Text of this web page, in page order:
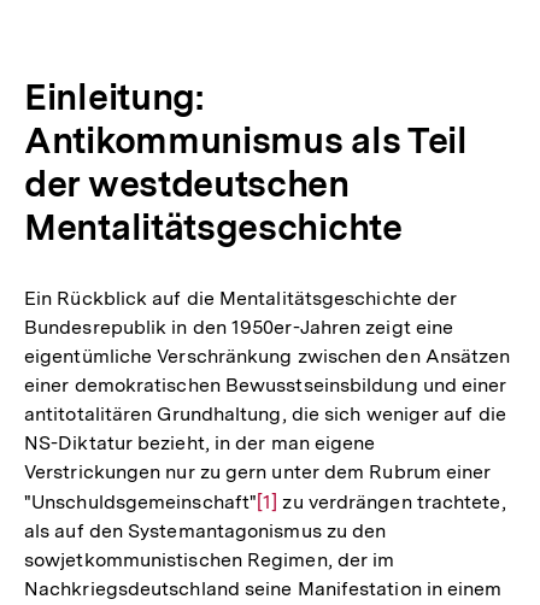
Einleitung:
Antikommunismus als Teil
der westdeutschen
Mentalitätsgeschichte
Ein Rückblick auf die Mentalitätsgeschichte der
Bundesrepublik in den 1950er-Jahren zeigt eine
eigentümliche Verschränkung zwischen den Ansätzen
einer demokratischen Bewusstseinsbildung und einer
antitotalitären Grundhaltung, die sich weniger auf die
NS-Diktatur bezieht, in der man eigene
Verstrickungen nur zu gern unter dem Rubrum einer
"Unschuldsgemeinschaft"Zur
Auflösung
der
Fußnote
[1] zu verdrängen trachtete,
als auf den Systemantagonismus zu den
sowjetkommunistischen Regimen, der im
Nachkriegsdeutschland seine Manifestation in einem